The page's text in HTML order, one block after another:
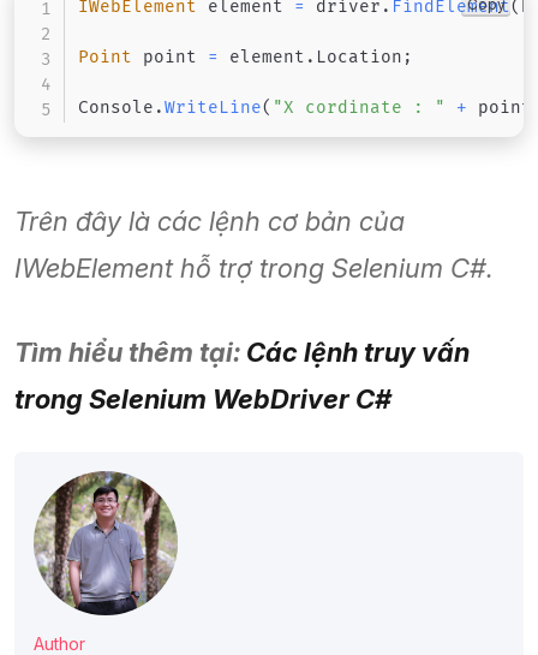
IWebElement element = driver . FindElement(
Point point = element . Location ;
Console .WriteLine( "X cordinate : " + point
Copy
Trên đây là các lệnh cơ bản của
IWebElement hỗ trợ trong Selenium C#.
Tìm hiểu thêm tại: Các lệnh truy vấn
trong Selenium WebDriver C#
Author